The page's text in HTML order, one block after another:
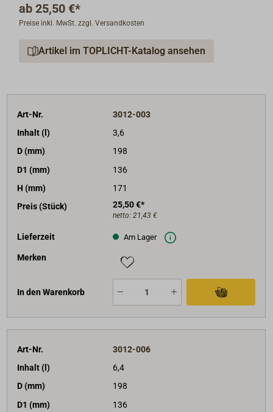
Befestigungsbändsel oder Verplombung.
Ab Größe 42 Liter mit kräftigen Tragegriffen.
Für viele Aufbewahrungszwecke an Bord, für
Dachträgertransporte und viele andere Anwendungen
im Outdoor-Bereich.
ab 25,50 €*
Preise inkl. MwSt. zzgl. Versandkosten
Artikel im TOPLICHT-Katalog ansehen
Art-Nr.
3012-003
Inhalt (l)
3,6
D (mm)
198
D1 (mm)
136
H (mm)
171
Preis (Stück)
25,50 €*
netto: 21,43 €
Lieferzeit Am Lager
Merken
In den Warenkorb
Art-Nr.
3012-006
Inhalt (l)
6,4
D (mm)
198
D1 (mm)
136